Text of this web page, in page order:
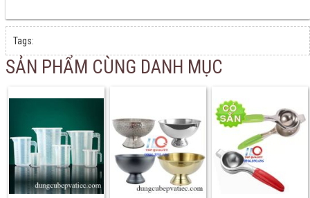
Tags:
SẢN PHẨM CÙNG DANH MỤC